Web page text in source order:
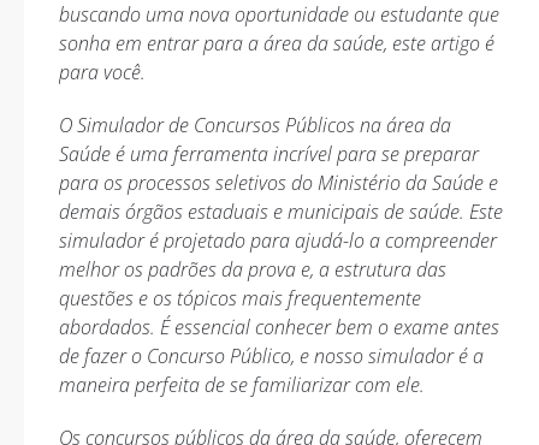
buscando uma nova oportunidade ou estudante que
sonha em entrar para a área da saúde, este artigo é
para você.
O Simulador de Concursos Públicos na área da
Saúde é uma ferramenta incrível para se preparar
para os processos seletivos do Ministério da Saúde e
demais órgãos estaduais e municipais de saúde. Este
simulador é projetado para ajudá-lo a compreender
melhor os padrões da prova e, a estrutura das
questões e os tópicos mais frequentemente
abordados. É essencial conhecer bem o exame antes
de fazer o Concurso Público, e nosso simulador é a
maneira perfeita de se familiarizar com ele.
Os concursos públicos da área da saúde, oferecem